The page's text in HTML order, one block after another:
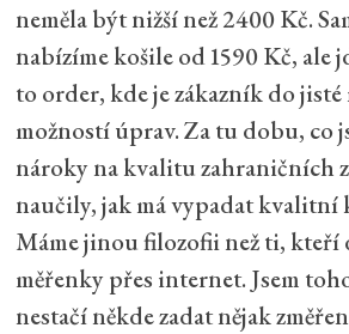
neměla být nižší než 2400 Kč.
nabízíme košile od 1590 Kč, ale
to order, kde je zákazník do
možností úprav. Za tu dobu, co
nároky na kvalitu zahraničních
naučily, jak má vypadat kvalitní
Máme jinou filozofii než ti, kteří
měřenky přes internet. Jsem
nestačí někde zadat nějak